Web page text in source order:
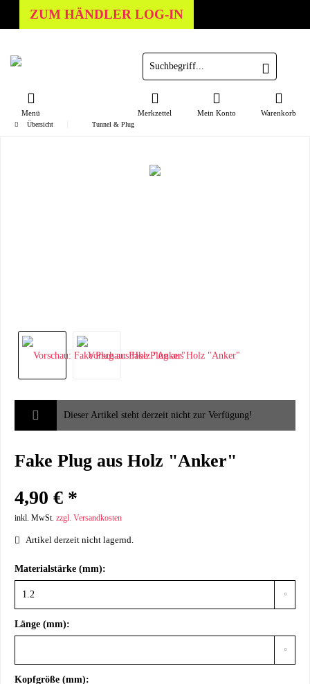
ZUM HÄNDLER LOG-IN
Menü Warenkorb
Merkzettel Mein Konto
Übersicht Tunnel & Plug
Dieser Artikel steht derzeit nicht zur Verfügung!
Fake Plug aus Holz "Anker"
4,90 € *
inkl. MwSt. zzgl. Versandkosten
Artikel derzeit nicht lagernd.
Materialstärke (mm):
Länge (mm):
Kopfgröße (mm):